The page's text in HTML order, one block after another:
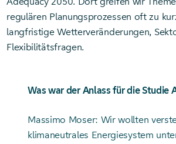
regulären Planungsprozessen oft zu
langfristige Wetterveränderungen,
Flexibilitätsfragen.
Was war der Anlass für die Studie
Massimo Moser: Wir wollten
klimaneutrales Energiesystem